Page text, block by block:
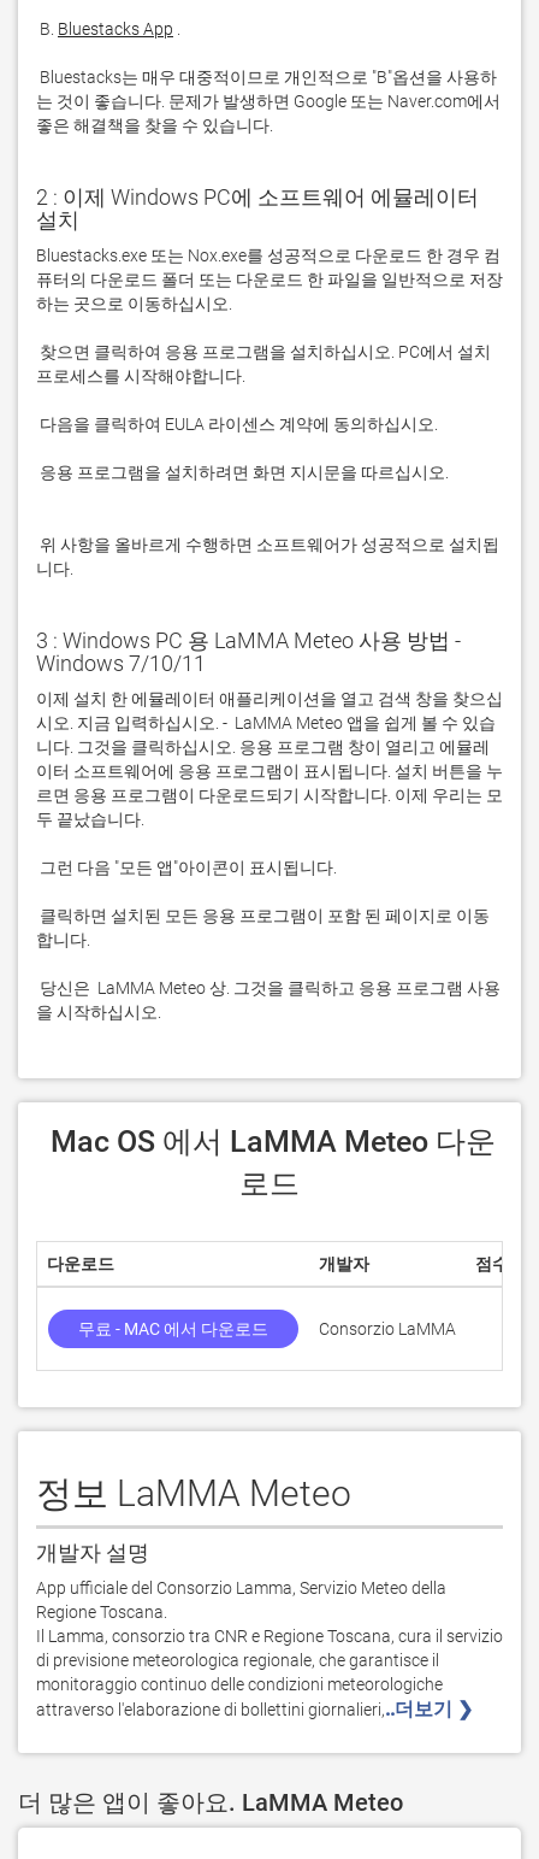
B. Bluestacks App
는 것이 좋습니다. 문제가 발생하면 Google 또는 Naver.com에서
좋은 해결책을 찾을 수 있습니다.
2 : 이제 Windows PC에 소프트웨어 에뮬레이터
설치
Bluestacks.exe 또는 Nox.exe를 성공적으로 다운로드 한 경우 컴
퓨터의 다운로드 폴더 또는 다운로드 한 파일을 일반적으로 저장
니다.
3 : Windows PC 용 LaMMA Meteo 사용 방법 -
Windows 7/10/11
이제 설치 한 에뮬레이터 애플리케이션을 열고 검색 창을 찾으십
시오. 지금 입력하십시오. -  LaMMA Meteo 앱을 쉽게 볼 수 있습
니다. 그것을 클릭하십시오. 응용 프로그램 창이 열리고 에뮬레
이터 소프트웨어에 응용 프로그램이 표시됩니다. 설치 버튼을 누
르면 응용 프로그램이 다운로드되기 시작합니다. 이제 우리는 모
을 시작하십시오.
로드
다운로드 개발자 점수
무료 - MAC 에서 다운로드 Consorzio LaMMA
정보 LaMMA Meteo
개발자 설명
App ufficiale del Consorzio Lamma, Servizio Meteo della
Regione Toscana.
Il Lamma, consorzio tra CNR e Regione Toscana, cura il servizio
di previsione meteorologica regionale, che garantisce il
monitoraggio continuo delle condizioni meteorologiche
attraverso l'elaborazione di bollettini giornalieri,..더보기 ❯
더 많은 앱이 좋아요. LaMMA Meteo